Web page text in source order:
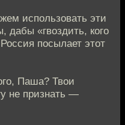
использовать эти
дабы «гвоздить, кого
посылает этот
Паша? Твои
не признать —